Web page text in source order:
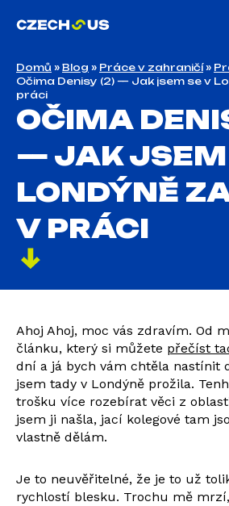
Domů » Blog » Práce v zahraničí»
Očima Denisy (2) — Jak jsem se v
práci
OČIMA
— JAK JSEM
LONDÝNĚ
V PRÁCI
Ahoj Ahoj, moc vás zdravím. Od
článku, který si můžete přečíst
dní a já bych vám chtěla nastínit
jsem tady v Londýně prožila.
trošku více rozebírat věci z
jsem ji našla, jací kolegové tam
vlastně dělám.
Je to neuvěřitelné, že je to už
rychlostí blesku. Trochu mě